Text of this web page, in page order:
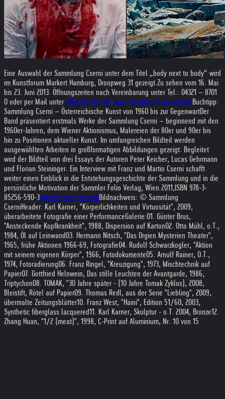
Eine Auswahl der Sammlung Cserni unter dem Titel „body next to body“ wird
im Kunstforum Markert Hamburg, Droopweg 31 gezeigt.Zu sehen vom 16. Mai
bis 23. Juni 2013. Öffnungszeiten nach Vereinbarung unter Tel.: 04321 – 8701
0 oder per Mail unter office@cfca.de.www.kunstforum-markert.deBuchtipp:
Sammlung Cserni – Österreichische Kunst von 1960 bis zur Gegenwart Der
Band präsentiert erstmals Werke der Sammlung Cserni – beginnend mit den
1960er-Jahren, dem Wiener Aktionismus, Malereien der 80er und 90er bis
hin zu Positionen aktueller Kunst. Im umfangreichen Bildteil werden
ausgewählten Arbeiten in großformatigen Abbildungen gezeigt. Begleitet
wird der Bildteil von drei Essays der Autoren Peter Keicher, Lucas Gehrmann
und Florian Steininger. Ein Interview mit Franz und Martin Cserni schafft
weiter einen Einblick in die Entstehungsgeschichte der Sammlung und in die
persönliche Motivation der Sammler.Folio Verlag, Wien 2011, ISBN 978-3-
85256-590-3www.folioverlag.comBildnachweis: © Sammlung
CserniHeader: Karl Karner, "Körperlichkeiten und Virtuosität", 2009,
überarbeitete Fotografie einer PerformanceGalerie:01. Günter Brus,
"Ansteckende Kopfkrankheit", 1988, Dispersion auf Karton02. Otto Mühl, o.T.,
1984, Öl auf Leinwand03. Hermann Nitsch, "Das Orgien Mysterien Theater",
1965, frühe Aktionen 1966-69, Fotografie04. Rudolf Schwarzkogler, "Aktion
mit seinem eigenen Körper", 1966, Fotodokumente05. Arnulf Rainer, O.T.,
1974, Fotoradierung06. Franz Ringel, "Kreuzigung", 1973, Mischtechnik auf
Papier07. Gottfried Helnwein, Das stille Leuchten der Avantgarde, 1986,
Triptychon08. TOMAK, "30 Jahre später - (10 Jahre Tomak Zyklus), 2008,
Bleistift, Rötel auf Papier09. Thomas Redl, aus der Serie "Liebling", 2009,
übermalte Zeitungsblätter10. Franz West, "Haini", Edition 51/60, 2003,
Synthetic fiberglass lacquered11. Karl Karner, Skulptur - o.T. 2004, Bronze12.
Zhang Huan, "1/2 (meat)", 1998, C-Print auf Aluminium, Nr. 10 von 15